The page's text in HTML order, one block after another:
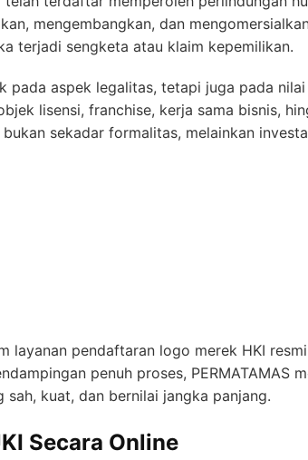
mengembangkan, dan
terjadi sengketa atau klaim kepemilikan.
pada aspek legalitas, tetapi juga pada
lisensi, franchise, kerja sama bisnis,
sekadar formalitas, melainkan
layanan pendaftaran logo merek HKI resmi
penuh proses, PERMATAMAS
kuat, dan bernilai jangka panjang.
Secara Online